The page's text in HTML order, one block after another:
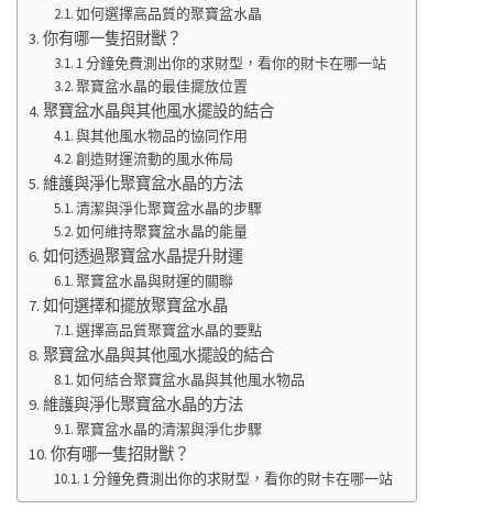
如何選擇高品質的聚寶盆水晶
你有哪一隻招財獸？
1 分鐘免費測出你的求財型，看你的財卡在哪一站
聚寶盆水晶的最佳擺放位置
聚寶盆水晶與其他風水擺設的結合
與其他風水物品的協同作用
創造財運流動的風水佈局
維護與淨化聚寶盆水晶的方法
清潔與淨化聚寶盆水晶的步驟
如何維持聚寶盆水晶的能量
如何透過聚寶盆水晶提升財運
聚寶盆水晶與財運的關聯
如何選擇和擺放聚寶盆水晶
選擇高品質聚寶盆水晶的要點
聚寶盆水晶與其他風水擺設的結合
如何結合聚寶盆水晶與其他風水物品
維護與淨化聚寶盆水晶的方法
聚寶盆水晶的清潔與淨化步驟
你有哪一隻招財獸？
1 分鐘免費測出你的求財型，看你的財卡在哪一站